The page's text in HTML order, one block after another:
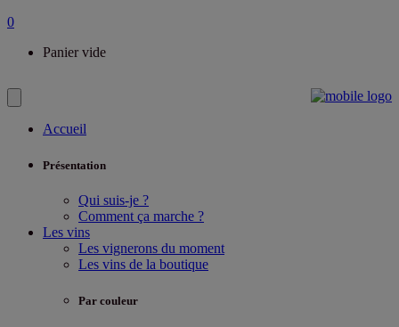
0
Panier vide
Accueil
Présentation
Qui suis-je ?
Comment ça marche ?
Les vins
Les vignerons du moment
Les vins de la boutique
Par couleur